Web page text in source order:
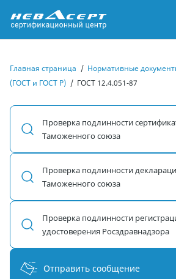
Главная страница / Нормативные
(ГОСТ и ГОСТ Р) / ГОСТ 12.4.051-87
Проверка подлинности
Таможенного союза
Проверка подлинности
Таможенного союза
Проверка подлинности
удостоверения Росздравнадзора
Отправить сообщение